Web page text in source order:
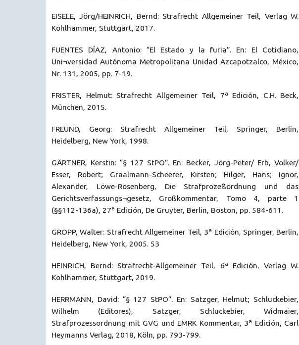
EISELE, Jörg/HEINRICH, Bernd: Strafrecht Allgemeiner Teil, Verlag W.
Kohlhammer, Stuttgart, 2017.
FUENTES DÍAZ, Antonio: “El Estado y la furia”. En: El Cotidiano,
Uni¬versidad Autónoma Metropolitana Unidad Azcapotzalco, México,
Nr. 131, 2005, pp. 7-19.
FRISTER, Helmut: Strafrecht Allgemeiner Teil, 7ª Edición, C.H. Beck,
München, 2015.
FREUND, Georg: Strafrecht Allgemeiner Teil, Springer, Berlin,
Heidelberg, New York, 1998.
GÄRTNER, Kerstin: “§ 127 StPO”. En: Becker, Jörg-Peter/ Erb, Volker/
Esser, Robert; Graalmann-Scheerer, Kirsten; Hilger, Hans; Ignor,
Alexander, Löwe-Rosenberg, Die Strafprozeßordnung und das
Gerichtsverfassungs¬gesetz, Großkommentar, Tomo 4, parte 1
(§§112-136a), 27ª Edición, De Gruyter, Berlin, Boston, pp. 584-611.
GROPP, Walter: Strafrecht Allgemeiner Teil, 3ª Edición, Springer, Berlin,
Heidelberg, New York, 2005. 53
HEINRICH, Bernd: Strafrecht-Allgemeiner Teil, 6ª Edición, Verlag W.
Kohlhammer, Stuttgart, 2019.
HERRMANN, David: “§ 127 StPO”. En: Satzger, Helmut; Schluckebier,
Wilhelm (Editores), Satzger, Schluckebier, Widmaier,
Strafprozessordnung mit GVG und EMRK Kommentar, 3ª Edición, Carl
Heymanns Verlag, 2018, Köln, pp. 793-799.